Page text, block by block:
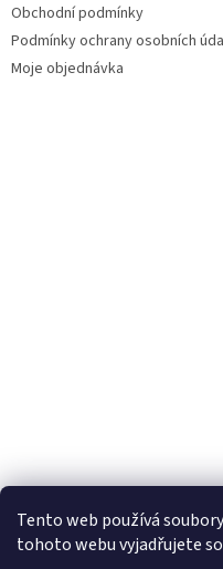
Tento web používá
tohoto webu vyjadřujete
Obchodní podmínky
Podmínky ochrany osobních
Moje objednávka